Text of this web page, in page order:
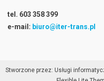
tel. 603 358 399
e-mail: biuro@iter-trans.pl
Stworzone przez: Usługi